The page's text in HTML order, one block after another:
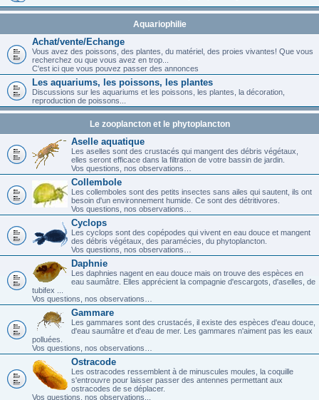
Aquariophilie
Achat/vente/Echange
Vous avez des poissons, des plantes, du matériel, des proies vivantes! Que vous
recherchez ou que vous avez en trop...
C'est ici que vous pouvez passer des annonces
Les aquariums, les poissons, les plantes
Discussions sur les aquariums et les poissons, les plantes, la décoration,
reproduction de poissons...
Le zooplancton et le phytoplancton
Aselle aquatique
Les aselles sont des crustacés qui mangent des débris végétaux,
elles seront efficace dans la filtration de votre bassin de jardin.
Vos questions, nos observations…
Collembole
Les collemboles sont des petits insectes sans ailes qui sautent, ils ont
besoin d'un environnement humide. Ce sont des détritivores.
Vos questions, nos observations…
Cyclops
Les cyclops sont des copépodes qui vivent en eau douce et mangent
des débris végétaux, des paramécies, du phytoplancton.
Vos questions, nos observations…
Daphnie
Les daphnies nagent en eau douce mais on trouve des espèces en
eau saumâtre. Elles apprécient la compagnie d'escargots, d'aselles, de
tubifex ...
Vos questions, nos observations…
Gammare
Les gammares sont des crustacés, il existe des espèces d'eau douce,
d'eau saumâtre et d'eau de mer. Les gammares n'aiment pas les eaux
polluées.
Vos questions, nos observations…
Ostracode
Les ostracodes ressemblent à de minuscules moules, la coquille
s'entrouvre pour laisser passer des antennes permettant aux
ostracodes de se déplacer.
Vos questions, nos observations...